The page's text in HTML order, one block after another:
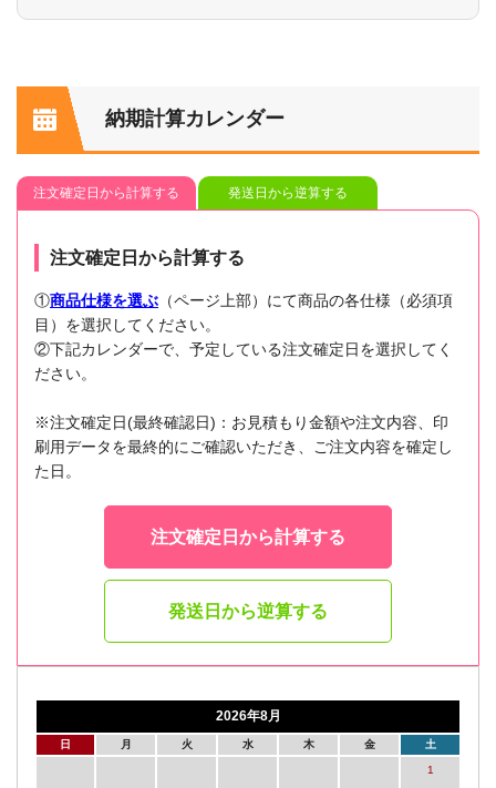
納期計算カレンダー
注文確定日から計算する 発送日から逆算する
注文確定日から計算する
①商品仕様を選ぶ （ページ上部）にて商品の各仕様（必須項
目）を選択してください。
②下記カレンダーで、予定している注文確定日を選択してく
ださい。
※注文確定日(最終確認日)：お見積もり金額や注文内容、印
刷用データを最終的にご確認いただき、ご注文内容を確定し
た日。
注文確定日から計算する
発送日から逆算する
2026年8月
日 月 火 水 木 金 土
1